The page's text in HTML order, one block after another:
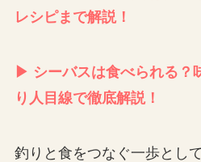
レシピまで解説！
▶ シーバスは食べられる？
り人目線で徹底解説！
釣りと食をつなぐ一歩とし